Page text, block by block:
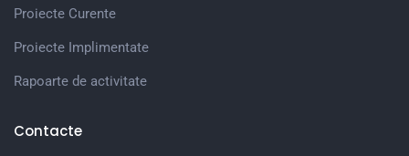
Proiecte Curente
Proiecte Implimentate
Rapoarte de activitate
Contacte